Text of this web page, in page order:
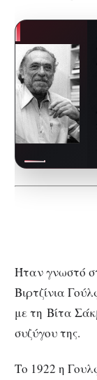
Ήταν γνωστό
Βιρτζίνια
με τη Βίτα
συζύγου της.
Το 1922 η